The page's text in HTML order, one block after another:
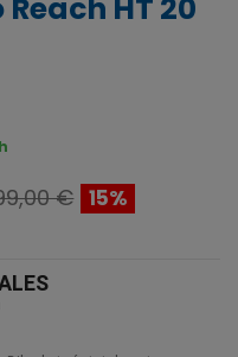
HT 20
€ 15%